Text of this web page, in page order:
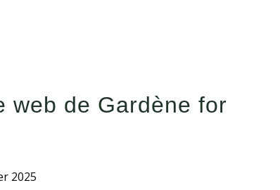
web de Gardène for
2025